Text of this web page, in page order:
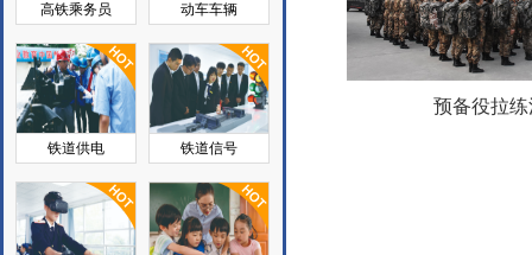
高铁乘务员 动车车辆
铁道供电 铁道信号
预备役拉练